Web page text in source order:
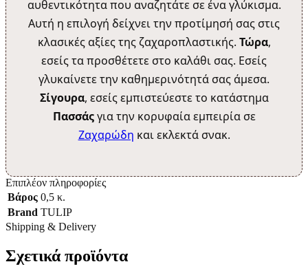
αυθεντικότητα που αναζητάτε σε ένα γλύκισμα.
Αυτή η επιλογή δείχνει την προτίμησή σας στις
κλασικές αξίες της ζαχαροπλαστικής. Τώρα,
εσείς τα προσθέτετε στο καλάθι σας. Εσείς
γλυκαίνετε την καθημερινότητά σας άμεσα.
Σίγουρα, εσείς εμπιστεύεστε το κατάστημα
Πασσάςγια την κορυφαία εμπειρία σε
Ζαχαρώδη και εκλεκτά σνακ.
Επιπλέον πληροφορίες
Βάρος 0,5 κ.
Brand TULIP
Shipping & Delivery
Σχετικά προϊόντα